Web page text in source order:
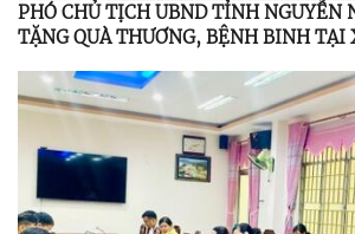
PHÓ CHỦ TỊCH UBND TỈNH NGUYỄN
TẶNG QUÀ THƯƠNG, BỆNH BINH TẠI